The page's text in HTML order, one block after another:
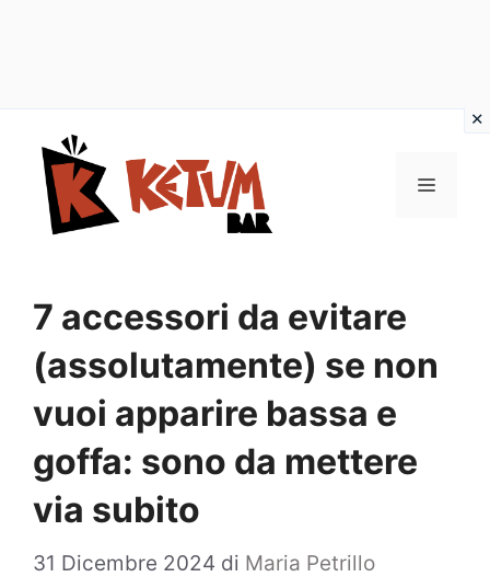
contenuto
Menu
7 accessori da evitare
(assolutamente) se non
vuoi apparire bassa e
goffa: sono da mettere
via subito
31 Dicembre 2024 di Maria Petrillo